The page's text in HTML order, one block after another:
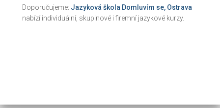
Doporučujeme: Jazyková škola Domluvím se, Ostrava
nabízí individuální, skupinové i firemní jazykové kurzy.